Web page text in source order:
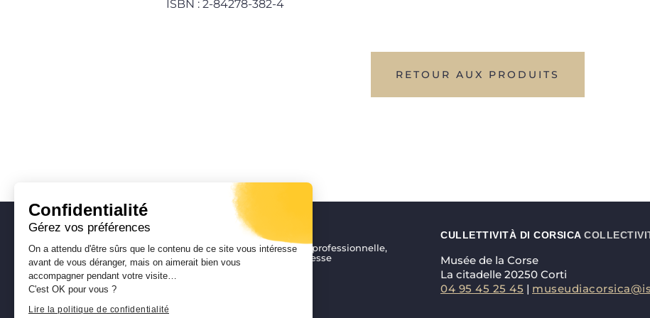
Confidentialité
Gérez vos préférences
On a attendu d'être sûrs que le contenu de ce site vous intéresse
avant de vous déranger, mais on aimerait bien vous
accompagner pendant votre visite…
C'est OK pour vous ?
Lire la politique de confidentialité
ISBN : 2-84278-382-4
RETOUR AUX PRODUITS
DGA Enseignement, Formation professionnelle,
Patrimoine, Culture, Sport, Jeunesse
Direction du Patrimoine
CULLETTIVITÀ DI CORSICA
Musée de la Corse
La citadelle 20250 Corti
04 95 45 25 45 |